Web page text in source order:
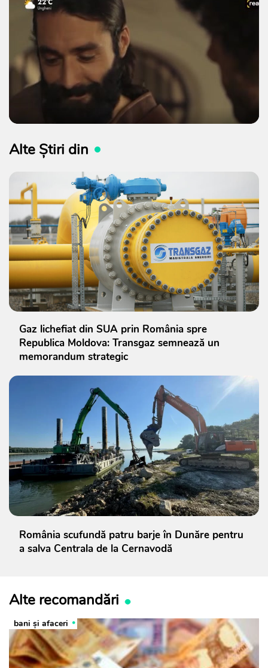
Alte Știri din
Gaz lichefiat din SUA prin România spre
Republica Moldova: Transgaz semnează un
memorandum strategic
România scufundă patru barje în Dunăre pentru
a salva Centrala de la Cernavodă
Alte recomandări
bani și afaceri